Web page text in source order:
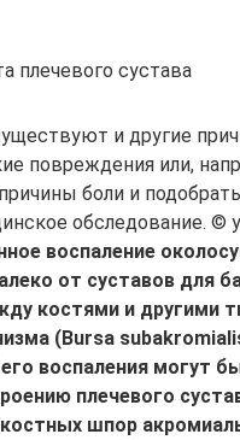
плечевого сустава
и другие
повреждения или,
боли и
обследование. ©
воспаление
от суставов для
костями и другими
(Bursa
воспаления могут
плечевого
шпор